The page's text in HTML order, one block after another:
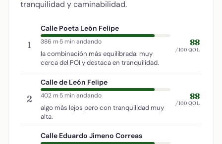
tranquilidad y caminabilidad.
1
Calle Poeta León Felipe
386 m·5 min andando
la combinación más equilibrada: muy
cerca del POI y destaca en tranquilidad.
88
/100 QOL
2
Calle de León Felipe
402 m·5 min andando
algo más lejos pero con tranquilidad muy
alta.
88
/100 QOL
Calle Eduardo Jimeno Correas